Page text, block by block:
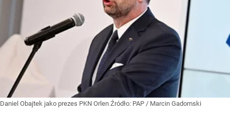
Daniel Obajtek jako prezes PKN Orlen Źródło: PAP / Marcin Gadomski